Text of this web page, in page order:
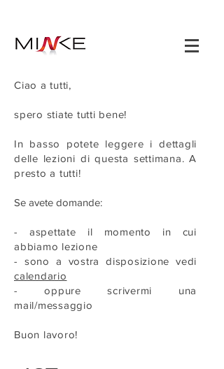
Ciao a tutti,
spero stiate tutti bene!
In basso potete leggere i dettagli
delle lezioni di questa settimana. A
presto a tutti!
Se avete domande:
- aspettate il momento in cui
abbiamo lezione
- sono a vostra disposizione vedi
calendario
- oppure scrivermi una
mail/messaggio
Buon lavoro!